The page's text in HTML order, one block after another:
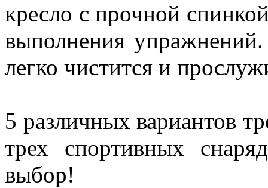
кресло с прочной
выполнения
легко чистится и
5 различных вариантов
трех спортивных
выбор!